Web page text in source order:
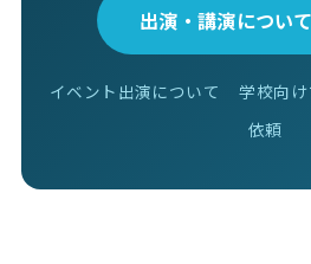
出演・講演につい
イベント出演について 学校向
依頼